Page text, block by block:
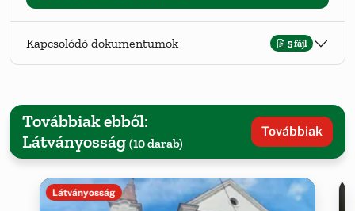
Kapcsolódó dokumentumok 5 fájl
Továbbiak ebből:
Látványosság (10 darab)
Továbbiak
Látványosság